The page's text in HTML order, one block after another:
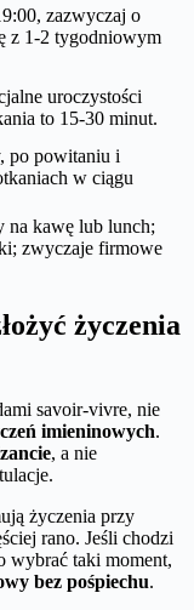
zazwyczaj o
z 1-2 tygodniowym
uroczystości
to 15-30 minut.
po powitaniu i
w ciągu
na kawę lub lunch;
zwyczaje firmowe
życzenia
savoir-vivre, nie
imieninowych.
, a nie
życzenia przy
rano. Jeśli chodzi
wybrać taki moment,
bez pośpiechu.